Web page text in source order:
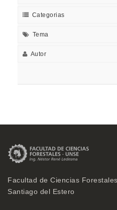
Categorias
Tema
Autor
Facultad de Ciencias
Santiago del Estero